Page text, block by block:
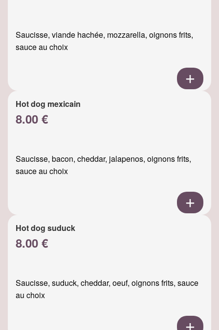
Saucisse, viande hachée, mozzarella, oignons frits,
sauce au choix
Hot dog mexicain
8.00 €
Saucisse, bacon, cheddar, jalapenos, oignons frits,
sauce au choix
Hot dog suduck
8.00 €
Saucisse, suduck, cheddar, oeuf, oignons frits, sauce
au choix